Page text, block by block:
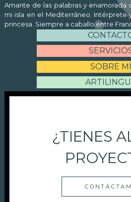
Amante de las palabras y enamorada
mi isla en el Mediterráneo. Intérprete
princesa. Siempre a caballo entre
SOBRE MÍ
¿TIENES